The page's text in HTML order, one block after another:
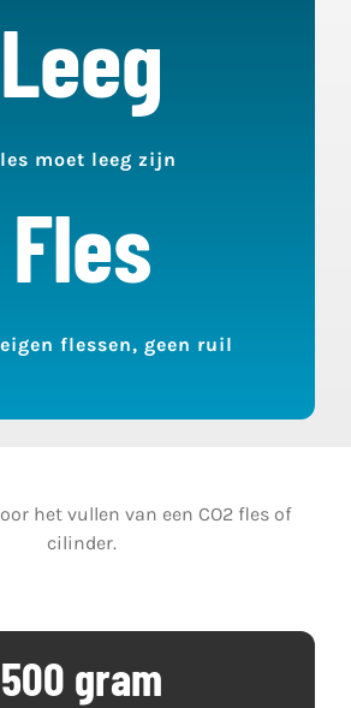
Leeg
moet leeg zijn
Fles
flessen, geen ruil
het vullen van een CO2 fles of
cilinder.
500 gram